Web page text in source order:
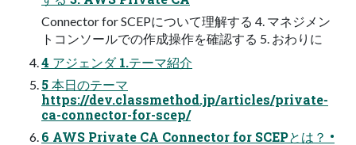
Connector for SCEPについて理解する 4. マネジメン
トコンソールでの作成操作を確認する 5. おわりに
4 アジェンダ 1.テーマ紹介
5 本日のテーマ
https://dev.classmethod.jp/articles/private-
ca-connector-for-scep/
6 AWS Private CA Connector for SCEPとは？ •